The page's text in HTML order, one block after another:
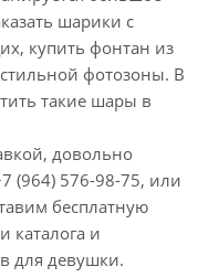
шарики с
купить фонтан из
фотозоны. В
такие шары в
довольно
(964) 576-98-75, или
бесплатную
каталога и
для девушки.